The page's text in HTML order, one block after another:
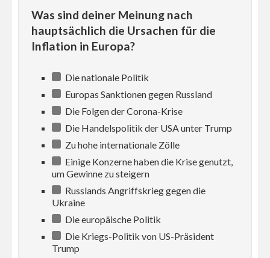
Was sind deiner Meinung nach
hauptsächlich die Ursachen für die
Inflation in Europa?
Die nationale Politik
Europas Sanktionen gegen Russland
Die Folgen der Corona-Krise
Die Handelspolitik der USA unter Trump
Zu hohe internationale Zölle
Einige Konzerne haben die Krise genutzt,
um Gewinne zu steigern
Russlands Angriffskrieg gegen die
Ukraine
Die europäische Politik
Die Kriegs-Politik von US-Präsident
Trump